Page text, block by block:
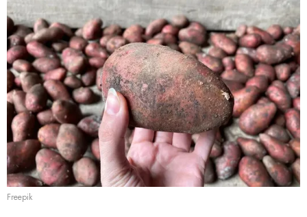
Freepik